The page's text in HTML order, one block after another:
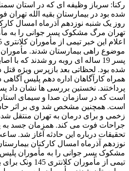
رکنا: سرباز وظیفه ای که در استان
روز یک شنبه نوزدهم آذرماه امسال
تهران مرگ مشکوک پسر جوانی را به
موضوع راهی بیمارستان شدند.
پسر 19 ساله ای روبه رو شدند که
شده بود. لحظاتی بعد بازپرس ویژه قتل
همراه کارآگاهان اداره دهم پلیس آگاهی
پرداختند. نخستین بررسی ها نشان
است که در سازمان صدا و سیمای
است. همچنین مشخص شد وی بر اثر
زخمی و برای درمان به تهران منتقل
جراحات فوت می کند. همزمان جسد به
نوزدهم آذرماه امسال کارکنان
مشکوک پسر جوانی را به مأموران پلیس
تیمی از مأموران